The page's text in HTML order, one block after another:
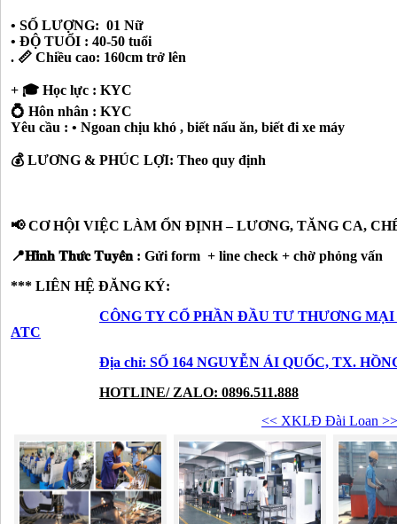
• SỐ LƯỢNG: 01 Nữ
• ĐỘ TUỔI : 40-50 tuổi
. 📏 Chiều cao: 160cm trở lên
+ 🎓 Học lực : KYC
💍 Hôn nhân : KYC
Yêu cầu : • Ngoan chịu khó , biết nấu ăn, biết đi xe máy
💰 LƯƠNG & PHÚC LỢI: Theo quy định
📢 CƠ HỘI VIỆC LÀM ỔN ĐỊNH – LƯƠNG, TĂNG CA,
📍𝐇𝐢̀𝐧𝐡 𝐓𝐡𝐮̛́𝐜 𝐓𝐮𝐲𝐞̂̉𝐧 : Gửi form + line check + chờ phỏng vấn
*** LIÊN HỆ ĐĂNG KÝ:
CÔNG TY CỔ PHẦN ĐẦU TƯ THƯƠNG
ATC
Địa chỉ: SỐ 164 NGUYỄN ÁI QUỐC, TX.
HOTLINE/ ZALO: 0896.511.888
<< XKLĐ Đài Loan >>